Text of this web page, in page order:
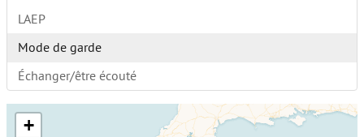
LAEP
Mode de garde
Échanger/être écouté
+